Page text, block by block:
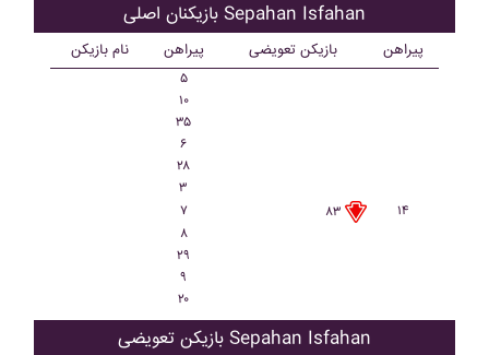
بازیکنان اصلی Sepahan Isfahan
نام بازیکن پیراهن بازیکن تعویضی پیراهن
۵
۱۰
۳۵
۶
۲۸
۳
۷
۸۳
۱۴
۸
۲۹
۹
۲۰
بازیکن تعویضی Sepahan Isfahan